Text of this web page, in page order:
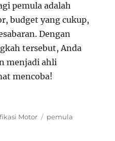
pemula adalah
budget yang cukup,
Dengan
tersebut, Anda
menjadi ahli
mencoba!
Motor Tags
pemula